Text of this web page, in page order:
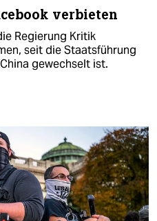
verbieten
Regierung Kritik
seit die Staatsführung
gewechselt ist.